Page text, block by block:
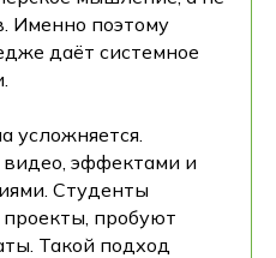
Именно поэтому
даёт системное
усложняется.
видео, эффектами и
Студенты
пробуют
Такой подход